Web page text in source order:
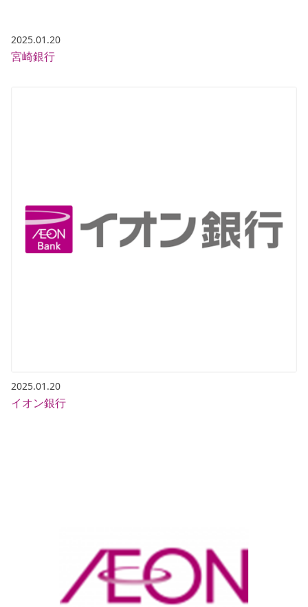
2025.01.20
宮崎銀行
2025.01.20
イオン銀行